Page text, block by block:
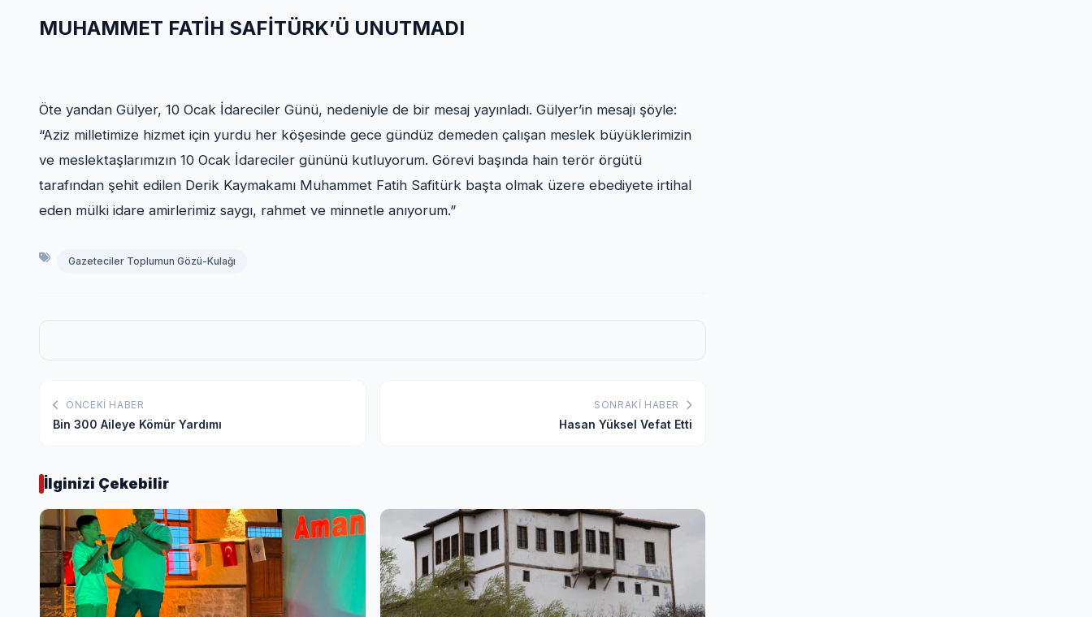
MUHAMMET FATİH SAFİTÜRK’Ü UNUTMADI
Öte yandan Gülyer, 10 Ocak İdareciler Günü, nedeniyle de bir mesaj yayınladı. Gülyer’in mesajı şöyle:
“Aziz milletimize hizmet için yurdu her köşesinde gece gündüz demeden çalışan meslek büyüklerimizin
ve meslektaşlarımızın 10 Ocak İdareciler gününü kutluyorum. Görevi başında hain terör örgütü
tarafından şehit edilen Derik Kaymakamı Muhammet Fatih Safitürk başta olmak üzere ebediyete irtihal
eden mülki idare amirlerimiz saygı, rahmet ve minnetle anıyorum.”
Gazeteciler Toplumun Gözü-Kulağı
ÖNCEKI HABER
Bin 300 Aileye Kömür Yardımı
SONRAKI HABER
Hasan Yüksel Vefat Etti
İlginizi Çekebilir